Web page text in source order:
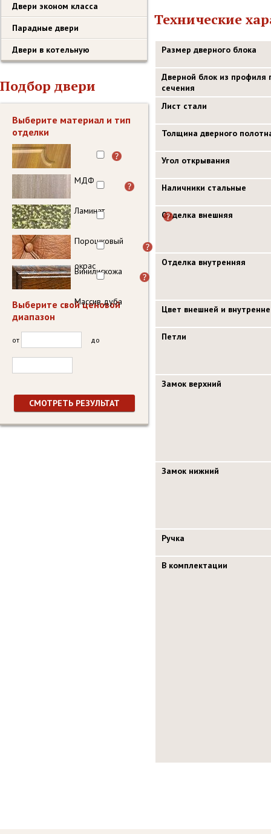
Технические
Размер дверного блока
Дверной блок из профиля
сечения
Лист стали
Толщина дверного
Угол открывания
Наличники стальные
Отделка внешняя
Отделка внутренняя
Цвет внешней и
Петли
Замок верхний
Замок нижний
Ручка
В комплектации
Двери эконом класса
Парадные двери
Двери в котельную
Подбор двери
Выберите материал и тип
отделки
МДФ
Ламинат
Порошковый
окрас
Винилискожа
Массив дуба
Выберите свой ценовой
диапазон
от до